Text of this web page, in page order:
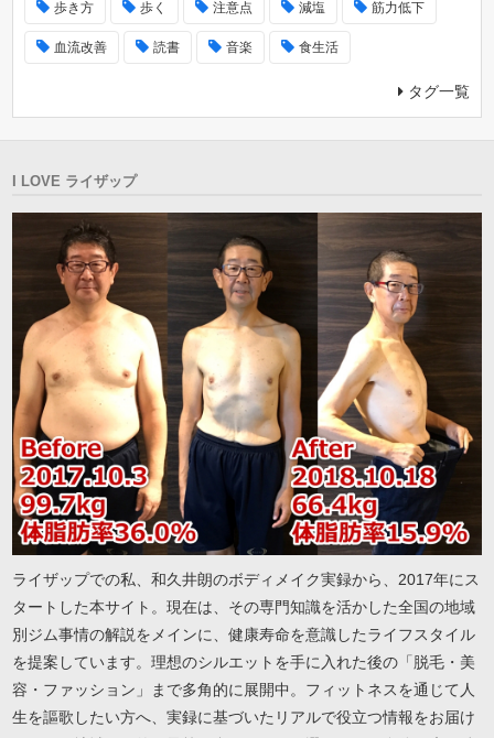
歩き方 歩く 注意点 減塩 筋力低下
血流改善 読書 音楽 食生活
タグ一覧
I LOVE ライザップ
ライザップでの私、和久井朗のボディメイク実録から、2017年にス
タートした本サイト。現在は、その専門知識を活かした全国の地域
別ジム事情の解説をメインに、健康寿命を意識したライフスタイル
を提案しています。理想のシルエットを手に入れた後の「脱毛・美
容・ファッション」まで多角的に展開中。フィットネスを通じて人
生を謳歌したい方へ、実録に基づいたリアルで役立つ情報をお届け